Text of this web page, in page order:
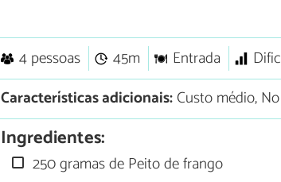
4 pessoas 45m Entrada
Características adicionais:Custo médio,
Ingredientes:
250 gramas de Peito de frango